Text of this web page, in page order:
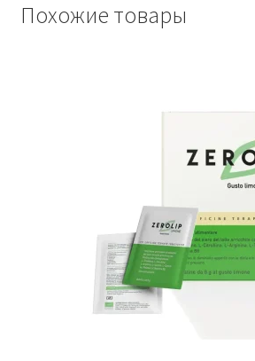
Похожие товары